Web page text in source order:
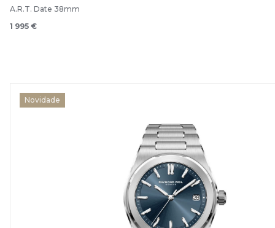
A.R.T. Date 38mm
1 995 €
Novidade